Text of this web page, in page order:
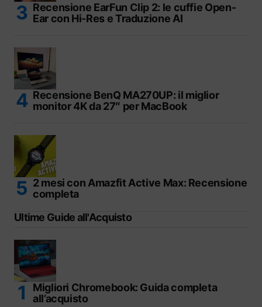
Recensione EarFun Clip 2: le cuffie Open-
Ear con Hi-Res e Traduzione AI
Recensione BenQ MA270UP: il miglior
monitor 4K da 27″ per MacBook
2 mesi con Amazfit Active Max: Recensione
completa
Ultime Guide all'Acquisto
Migliori Chromebook: Guida completa
all’acquisto